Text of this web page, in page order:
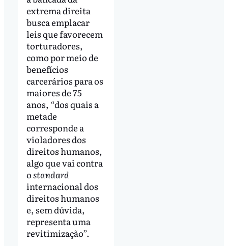
extrema direita
busca emplacar
leis que favorecem
torturadores,
como por meio de
benefícios
carcerários para os
maiores de 75
anos, “dos quais a
metade
corresponde a
violadores dos
direitos humanos,
algo que vai contra
ostandard
internacional dos
direitos humanos
e, sem dúvida,
representa uma
revitimização”.